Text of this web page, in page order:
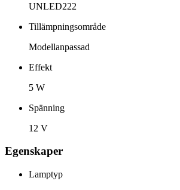
UNLED222
Tillämpningsområde
Modellanpassad
Effekt
5 W
Spänning
12 V
Egenskaper
Lamptyp